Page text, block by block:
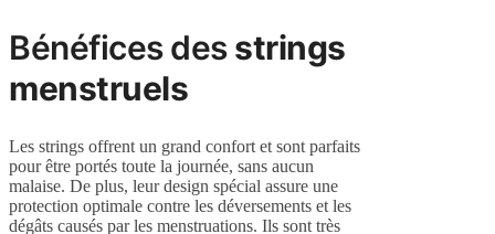
Bénéfices desstrings
menstruels
Les strings offrent un grand confort et sont parfaits
pour être portés toute la journée, sans aucun
malaise. De plus, leur design spécial assure une
protection optimale contre les déversements et les
dégâts causés par les menstruations. Ils sont très